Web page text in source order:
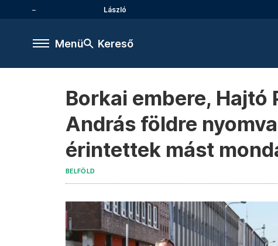
László
Menü Kereső
Borkai embere, Hajtó
András földre
érintettek mást
BELFÖLD